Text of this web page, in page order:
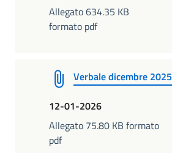
Allegato 634.35 KB
formato pdf
Verbale dicembre 2025
12-01-2026
Allegato 75.80 KB formato
pdf